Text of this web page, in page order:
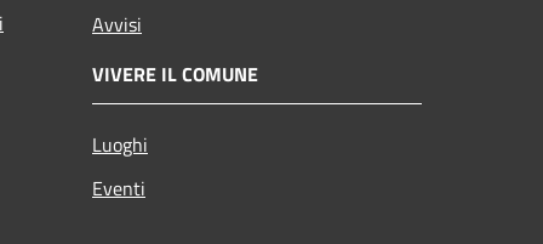
Avvisi
VIVERE IL COMUNE
Luoghi
Eventi